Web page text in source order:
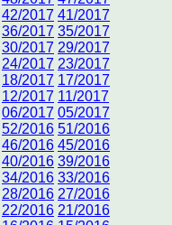
42/2017 41/2017
36/2017 35/2017
30/2017 29/2017
24/2017 23/2017
18/2017 17/2017
12/2017 11/2017
06/2017 05/2017
52/2016 51/2016
46/2016 45/2016
40/2016 39/2016
34/2016 33/2016
28/2016 27/2016
22/2016 21/2016